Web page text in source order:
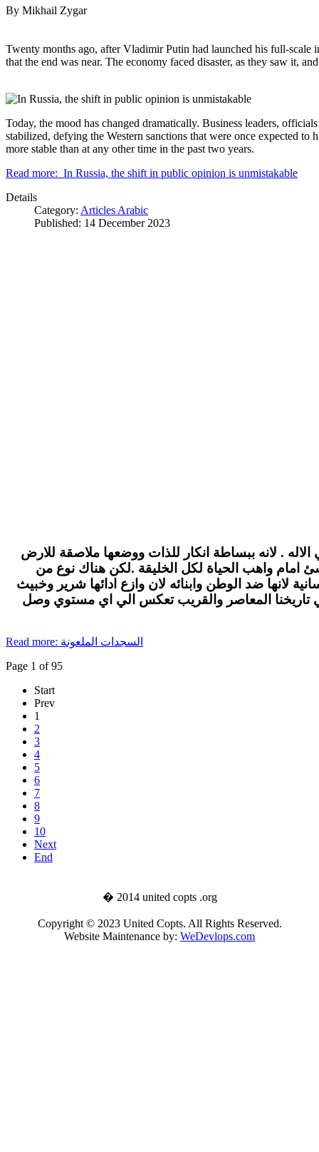
By Mikhail Zygar
Twenty months ago, after Vladimir Putin had launched his full-
that the end was near. The economy faced disaster, as they saw it,
Today, the mood has changed dramatically. Business leaders,
stabilized, defying the Western sanctions that were once expected to
more stable than at any other time in the past two years.
Read more: In Russia, the shift in public opinion is unmistakable
Details
Category: Articles Arabic
Published: 14 December 2023
. لانه ببساطة انكار للذات ووضعها ملاصقة للارض
امام واهب الحياة لكل الخليقة .لكن هناك نوع من
لانها ضد الوطن وابنائه لان وازع ادائها شرير وخبيث
تاريخنا المعاصر والقريب تعكس الي اي مستوي وصل
Read more: السجدات الملعونة
Page 1 of 95
Start
Prev
1
2
3
4
5
6
7
8
9
10
Next
End
� 2014 united copts .org
Copyright © 2023 United Copts. All Rights Reserved.
Website Maintenance by: WeDevlops.com